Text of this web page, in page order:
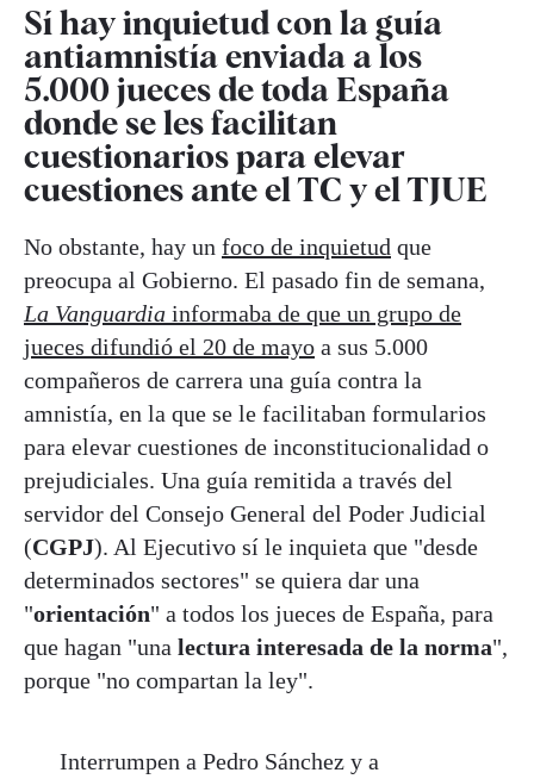
Sí hay inquietud con la guía
antiamnistía enviada a los
5.000 jueces de toda España
donde se les facilitan
cuestionarios para elevar
cuestiones ante el TC y el TJUE
No obstante, hay un foco de inquietud que
preocupa al Gobierno. El pasado fin de semana,
La Vanguardia informaba de que un grupo de
jueces difundió el 20 de mayo a sus 5.000
compañeros de carrera una guía contra la
amnistía, en la que se le facilitaban formularios
para elevar cuestiones de inconstitucionalidad o
prejudiciales. Una guía remitida a través del
servidor del Consejo General del Poder Judicial
(CGPJ). Al Ejecutivo sí le inquieta que "desde
determinados sectores" se quiera dar una
"orientación" a todos los jueces de España, para
que hagan "una lectura interesada de la norma",
porque "no compartan la ley".
Interrumpen a Pedro Sánchez y a